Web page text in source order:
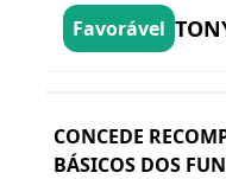
Favorável
CONCEDE
BÁSICOS DOS